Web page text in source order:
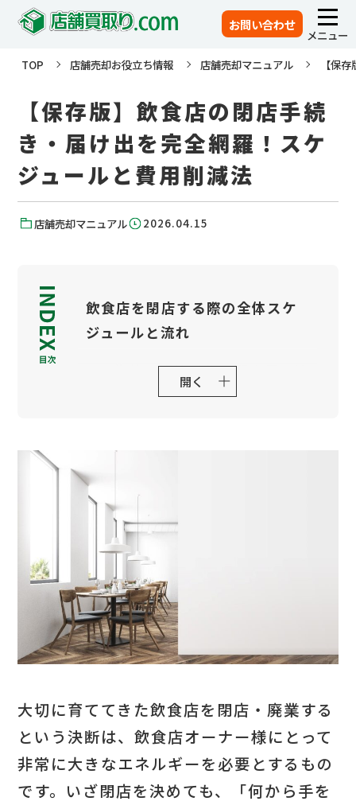
お問い合わせ
メニュー
TOP
店舗売却お役立ち情報 店舗売却マニュアル 【保
【保存版】飲食店の閉店手続
き・届け出を完全網羅！スケ
ジュールと費用削減法
店舗売却マニュアル 2026.04.15
飲食店を閉店する際の全体スケ
ジュールと流れ
1. 物件の解約予告と閉店日の決
告知
3. 行政や関係各所への手続き・
届出の準備
飲食店閉店時に必要な行政への
届出先一覧
保健所・警察署・消防署（許認
可・設備に関する手続き）
務に関する手続き）
年金事務所・ハローワーク・労
働基準監督署（労務に関する手
続き）
開く
大切に育ててきた飲食店を閉店・廃業する
という決断は、飲食店オーナー様にとって
非常に大きなエネルギーを必要とするもの
です。いざ閉店を決めても、「何から手を